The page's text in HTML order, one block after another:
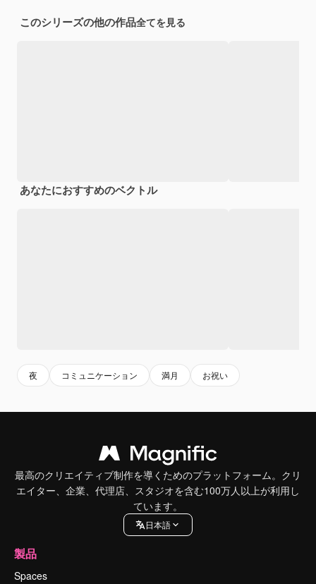
このシリーズの他の作品全てを見る
あなたにおすすめのベクトル
夜 コミュニケーション 満月 お祝い
最高のクリエイティブ制作を導くためのプラットフォーム。クリ
エイター、企業、代理店、スタジオを含む100万人以上が利用し
ています。
日本語
製品
Spaces